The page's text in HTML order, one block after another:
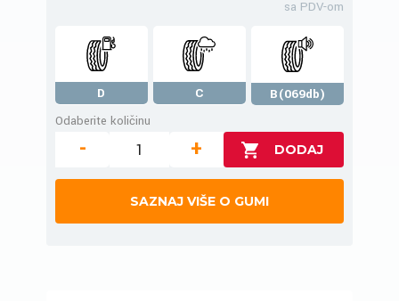
sa PDV-om
D C
B(069db)
Odaberite količinu
- +
SAZNAJ VIŠE O GUMI